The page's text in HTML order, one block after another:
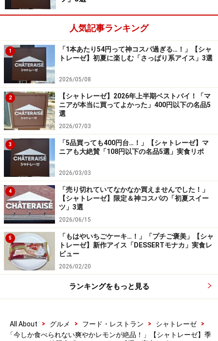
コワーズ、紅茶シロップを重ねた、まさにレモン尽くし
のモンブランです。
さっぱりとしたレモンクリームがたっぷり！ 甘酸っぱいお
いしさと、やさしい口どけが絶品です
どこを食べても、爽やかなレモンクリームをたっぷり堪
能できる至福のおいしさ。甘酸っぱさの中にほんのりと
したほろ苦さも感じられるため、クリームがたっぷりで
もくどさを感じません。
さらに、モンブランの土台部分にかかった紅茶シロップ
が、レモンティーのような上品な後味を演出して、最後
のひと口までレモンのおいしさを存分に楽しめる逸品で
す。
いかがでしたか。今回ご紹介した商品は全て「シャトレ
ーゼ」の季節限定品です。気になった商品がある人は、
ぜひお近くの店舗やオンラインショップでチェックして
みてくださいね。
※商品の在庫状況は日々変動するため、紹介した商品が
人気記事ランキング
1
「1本あたり54円って神コスパ過ぎる…！」【シャ
トレーゼ】初夏に楽しむ「さっぱり系アイス」3選
2026/05/08
2
【シャトレーゼ】2026年上半期ベストバイ！「マ
ニアが本当に買ってよかった」400円以下の名品5
選
2026/07/03
3
「5品買っても400円台…！」【シャトレーゼ】マ
ニアも大絶賛「108円以下の名品5選」実食リポ
2026/03/03
4
「売り切れていてなかなか買えませんでした！」
【シャトレーゼ】限定＆神コスパの「初夏スイー
ツ」3選
2026/06/15
5
「もはやいちごケーキ…！」「プチご褒美」【シャ
トレーゼ】新作アイス「DESSERTモナカ」実食レ
ビュー
2026/02/20
ランキングをもっと見る
All About > グルメ > フード・レストラン > シャトレーゼ
>
「今しか食べられない爽やかレモンが絶品！」【シャトレーゼ】季